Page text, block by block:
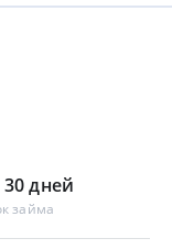
дней
займа